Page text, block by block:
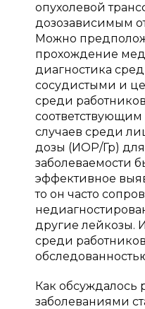
опухолевой
дозозависимым
Можно
прохождение
диагностика
сосудистыми и
среди
соответствующим
случаев среди
дозы (ИОР/Гр)
заболеваемости
эффективное
то он часто
другие лейкозы.
среди
Как
заболеваниями